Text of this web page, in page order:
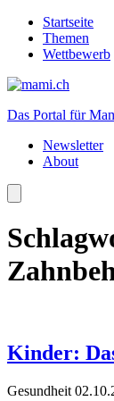
Startseite
Themen
Wettbewerb
Das Portal für
Newsletter
About
Kinder:
Gesundheit